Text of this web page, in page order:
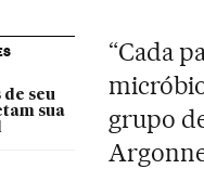
seu
sua
“Cada
grupo